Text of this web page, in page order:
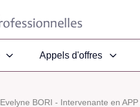
Appels d'offres
Evelyne BORI - Intervenante en